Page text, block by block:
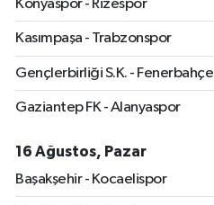
Konyaspor - Rizespor
Kasımpaşa - Trabzonspor
Gençlerbirliği S.K. - Fenerbahçe
Gaziantep FK - Alanyaspor
16 Ağustos, Pazar
Başakşehir - Kocaelispor